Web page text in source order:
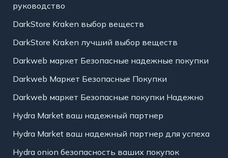
руководство
DarkStore Kraken выбор веществ
DarkStore Kraken лучший выбор веществ
Darkweb маркет Безопасные надежные покупки
Darkweb Маркет Безопасные Покупки
Darkweb маркет Безопасные покупки Надежно
Hydra Market ваш надежный партнер
Hydra Market ваш надежный партнер для успеха
Hydra onion безопасность ваших покупок